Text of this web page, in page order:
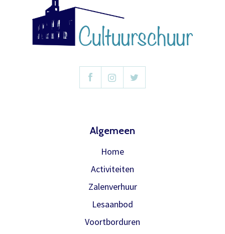
Algemeen
Home
Activiteiten
Zalenverhuur
Lesaanbod
Voortborduren